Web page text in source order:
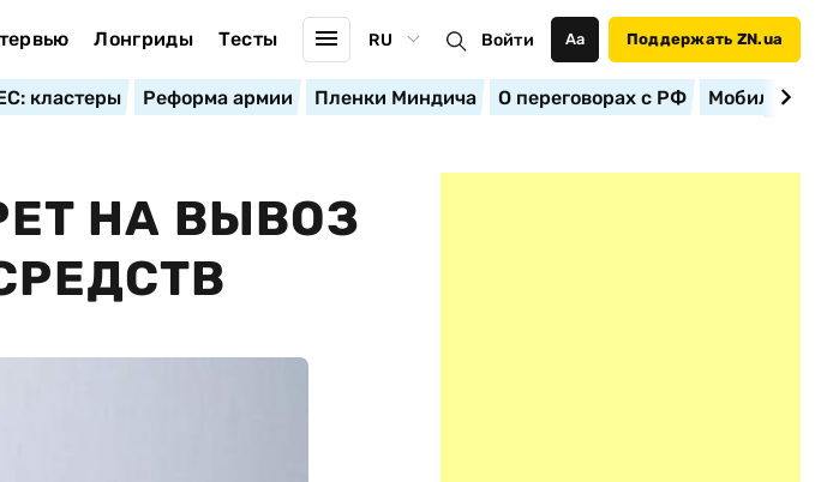
Лонгриды Тесты RU Войти Аа Поддержать ZN.ua
кластеры Реформа армии Пленки Миндича О переговорах с РФ
НА ВЫВОЗ